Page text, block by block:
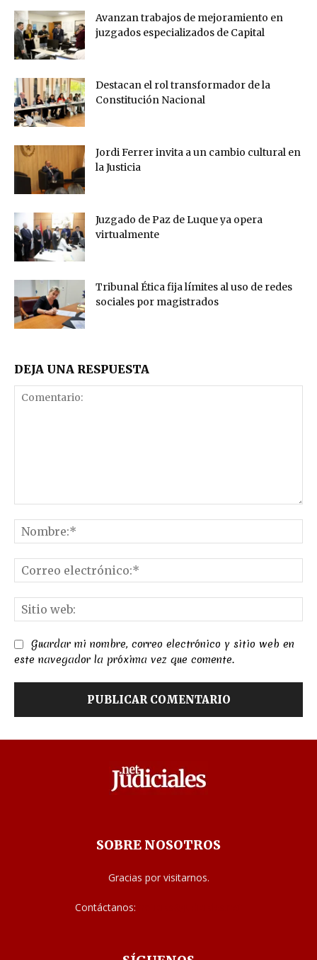
Avanzan trabajos de mejoramiento en
juzgados especializados de Capital
Destacan el rol transformador de la
Constitución Nacional
Jordi Ferrer invita a un cambio cultural en
la Justicia
Juzgado de Paz de Luque ya opera
virtualmente
Tribunal Ética fija límites al uso de redes
sociales por magistrados
DEJA UNA RESPUESTA
Guardar mi nombre, correo electrónico y sitio web en
este navegador la próxima vez que comente.
SOBRE NOSOTROS
Gracias por visitarnos.
Contáctanos: